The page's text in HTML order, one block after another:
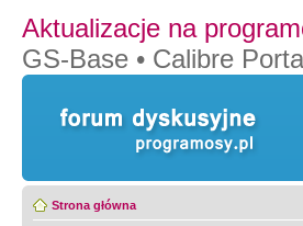
Aktualizacje na
GS-Base • Calibre
Strona główna